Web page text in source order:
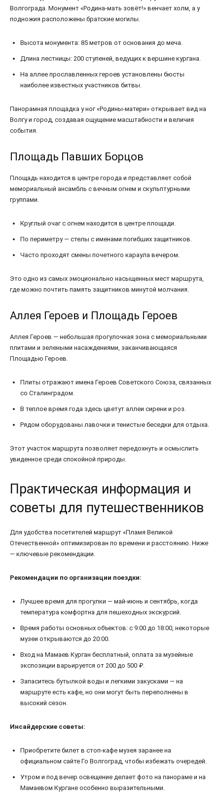
Волгограда. Монумент «Родина-мать зовёт!» венчает холм, а у
подножия расположены братские могилы.
Высота монумента: 85 метров от основания до меча.
Длина лестницы: 200 ступеней, ведущих к вершине кургана.
На аллее прославленных героев установлены бюсты
наиболее известных участников битвы.
Панорамная площадка у ног «Родины-матери» открывает вид на
Волгу и город, создавая ощущение масштабности и величия
события.
Площадь Павших Борцов
Площадь находится в центре города и представляет собой
мемориальный ансамбль с вечным огнем и скульптурными
группами.
Круглый очаг с огнем находится в центре площади.
По периметру — стелы с именами погибших защитников.
Часто проходят смены почетного караула вечером.
Это одно из самых эмоционально насыщенных мест маршрута,
где можно почтить память защитников минутой молчания.
Аллея Героев и Площадь Героев
Аллея Героев — небольшая прогулочная зона с мемориальными
плитами и зелеными насаждениями, заканчивающаяся
Площадью Героев.
Плиты отражают имена Героев Советского Союза, связанных
со Сталинградом.
В теплое время года здесь цветут аллеи сирени и роз.
Рядом оборудованы лавочки и тенистые беседки для отдыха.
Этот участок маршрута позволяет передохнуть и осмыслить
увиденное среди спокойной природы.
Практическая информация и
советы для путешественников
Для удобства посетителей маршрут «Пламя Великой
Отечественной» оптимизирован по времени и расстоянию. Ниже
— ключевые рекомендации.
Рекомендации по организации поездки:
Лучшее время для прогулки — май-июнь и сентябрь, когда
температура комфортна для пешеходных экскурсий.
Время работы основных объектов: с 9:00 до 18:00, некоторые
музеи открываются до 20:00.
Вход на Мамаев Курган бесплатный, оплата за музейные
экспозиции варьируется от 200 до 500 ₽.
Запаситесь бутылкой воды и легкими закусками — на
маршруте есть кафе, но они могут быть переполнены в
высокий сезон.
Инсайдерские советы:
Приобретите билет в стоп-кафе музея заранее на
официальном сайте Го Волгоград, чтобы избежать очередей.
Утром и под вечер освещение делает фото на панораме и на
Мамаевом Кургане особенно выразительными.